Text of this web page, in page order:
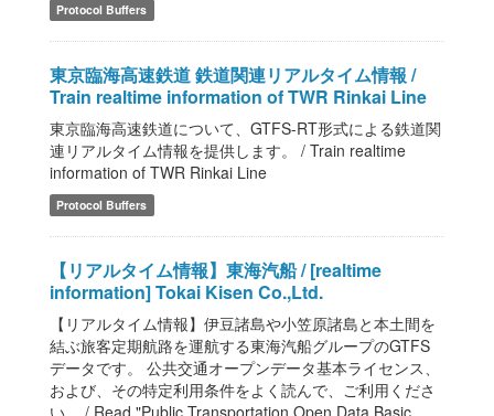
Protocol Buffers
東京臨海高速鉄道 鉄道関連リアルタイム情報 /
Train realtime information of TWR Rinkai Line
東京臨海高速鉄道について、GTFS-RT形式による鉄道関
連リアルタイム情報を提供します。 / Train realtime
information of TWR Rinkai Line
Protocol Buffers
【リアルタイム情報】東海汽船 / [realtime
information] Tokai Kisen Co.,Ltd.
【リアルタイム情報】伊豆諸島や小笠原諸島と本土間を
結ぶ旅客定期航路を運航する東海汽船グループのGTFS
データです。 公共交通オープンデータ基本ライセンス、
および、その特定利用条件をよく読んで、ご利用くださ
い。 / Read "Public Transportation Open Data Basic